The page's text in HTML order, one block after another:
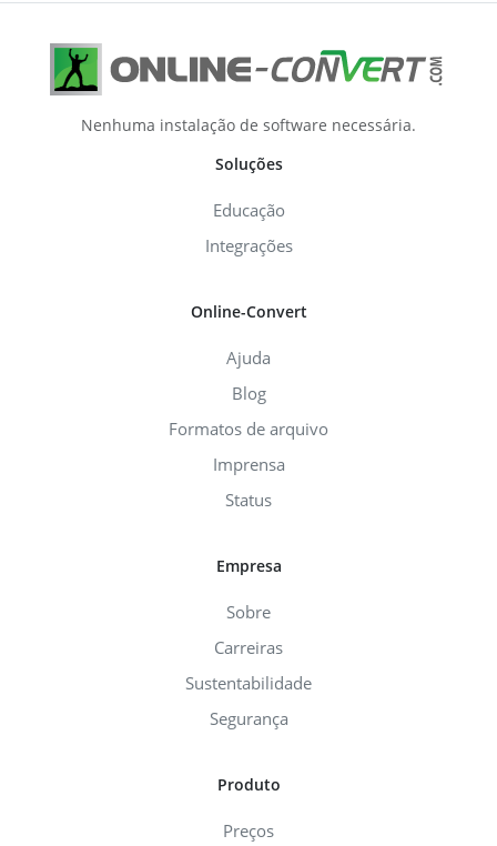
Nenhuma instalação de software necessária.
Soluções
Educação
Integrações
Online-Convert
Ajuda
Blog
Formatos de arquivo
Imprensa
Status
Empresa
Sobre
Carreiras
Sustentabilidade
Segurança
Produto
Preços